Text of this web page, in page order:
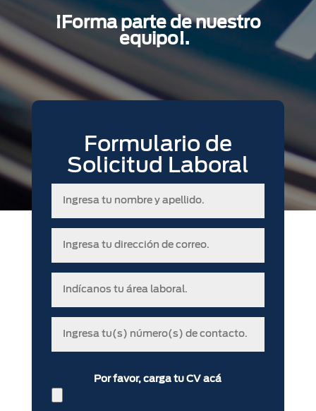
¡Forma parte de nuestro
equipo!.
Formulario de
Solicitud Laboral
Por favor, carga tu CV acá